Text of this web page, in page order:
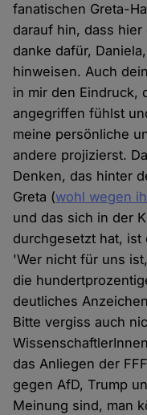
fanatischen Greta-
darauf hin, dass
danke dafür,
hinweisen. Auch
in mir den Eindruck,
angegriffen fühlst
meine persönliche
andere projizierst.
Denken, das hinter
Greta (wohl wegen
und das sich in der
durchgesetzt hat, ist
'Wer nicht für uns
die
deutliches Anzeichen
Bitte vergiss auch
das Anliegen der
gegen AfD, Trump
Meinung sind, man